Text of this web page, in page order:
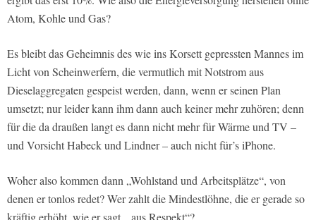
Atom, Kohle und Gas?
Es bleibt das Geheimnis des wie ins Korsett gepressten Mannes im
Licht von Scheinwerfern, die vermutlich mit Notstrom aus
Dieselaggregaten gespeist werden, dann, wenn er seinen Plan
umsetzt; nur leider kann ihm dann auch keiner mehr zuhören; denn
für die da draußen langt es dann nicht mehr für Wärme und TV –
und Vorsicht Habeck und Lindner – auch nicht für’s iPhone.
Woher also kommen dann „Wohlstand und Arbeitsplätze“, von
denen er tonlos redet? Wer zahlt die Mindestlöhne, die er gerade so
kräftig erhöht, wie er sagt, „aus Respekt“?